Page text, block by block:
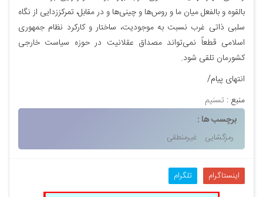
بالقوه و بالفعل میان ما و روس‌ها و چینی‌ها و در مقابل، تمرکززدایی از نگاه
سلبی ذاتی غرب نسبت به موجودیت، ساختار و کارکرد نظام جمهوری
اسلامی قطعاً نمی‌تواند مصداق عقلانیت در حوزه سیاست خارجی
کشورمان تلقی شود.
انتهای پیام/
منبع : تسنیم
برچسب ها :
رمزگشایی غیرمنطقی
اینستاگرام تلگرام